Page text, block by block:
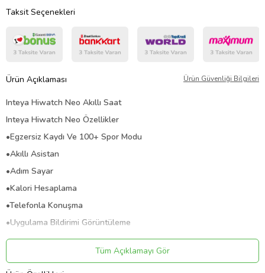
Taksit Seçenekleri
Ürün Açıklaması Ürün Güvenliği Bilgileri
Inteya Hiwatch Neo Akıllı Saat
Inteya Hiwatch Neo Özellikler
•Egzersiz Kaydı Ve 100+ Spor Modu
•Akıllı Asistan
•Adım Sayar
•Kalori Hesaplama
•Telefonla Konuşma
•Uygulama Bildirimi Görüntüleme
•Mesaj Görüntüleme
•Nabız Ve Kandaki Oksijen Ölçümü
Tüm Açıklamayı Gör